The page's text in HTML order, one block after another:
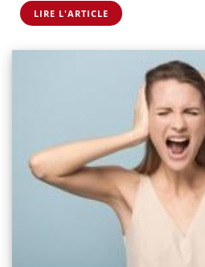
LIRE L'ARTICLE